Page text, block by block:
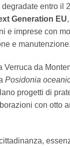
entro il
Generation EU
e imprese con
e manutenzione.
da
Posidonia
progetti di
con otto